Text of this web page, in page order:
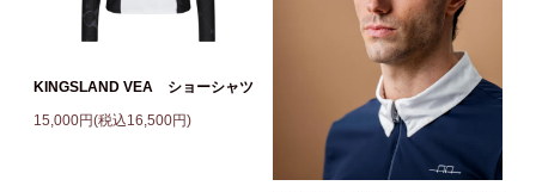
KINGSLAND VEA ショーシャツ
15,000円(税込16,500円)